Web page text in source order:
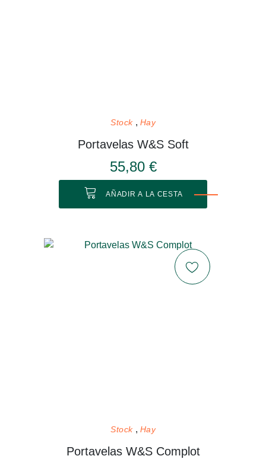
Stock Hay
Portavelas W&S Soft
55,80 €
AÑADIR A LA CESTA
Stock Hay
Portavelas W&S Complot